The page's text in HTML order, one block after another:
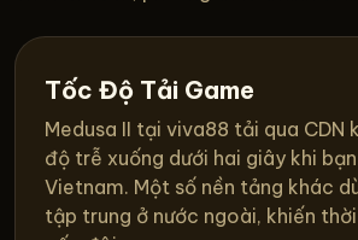
Tốc Độ Tải Game
Medusa II tại viva88 tải qua CDN
độ trễ xuống dưới hai giây khi
Vietnam. Một số nền tảng khác
tập trung ở nước ngoài, khiến